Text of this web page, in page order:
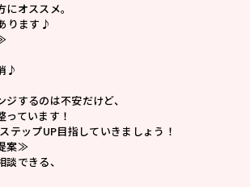
オススメ。
ります♪
♪
するのは不安だけど、
っています！
テップUP目指していきましょう！
案≫
できる、